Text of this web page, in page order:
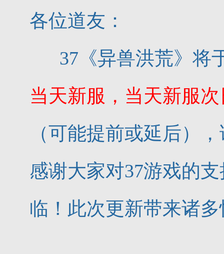
各位道友：
37《异兽洪荒》将
当天新服，当天新服
（可能提前或延后）
感谢大家对37游戏的
临！此次更新带来诸